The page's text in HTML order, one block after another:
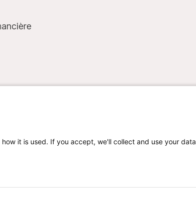
légalesPolitique de confidentialitéCookie preferences
it is used. If you accept, we'll collect and use your data